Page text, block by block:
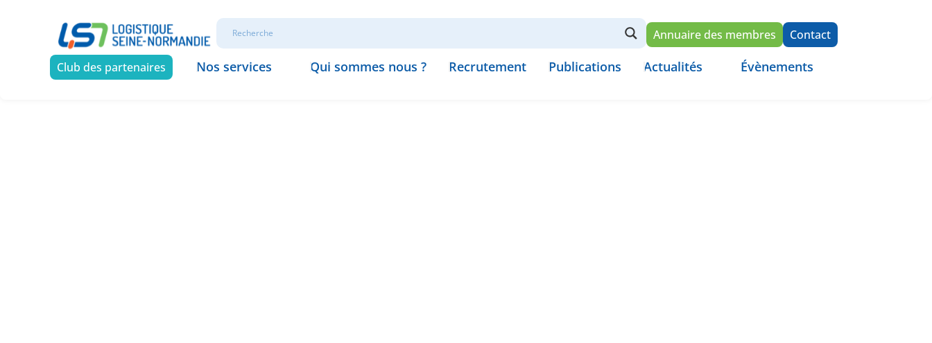
Annuaire des membres Contact
Club des partenaires Nos services Qui sommes nous ? Recrutement Publications Actualités Évènements